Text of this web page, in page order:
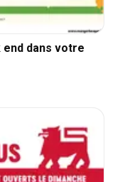
end dans votre